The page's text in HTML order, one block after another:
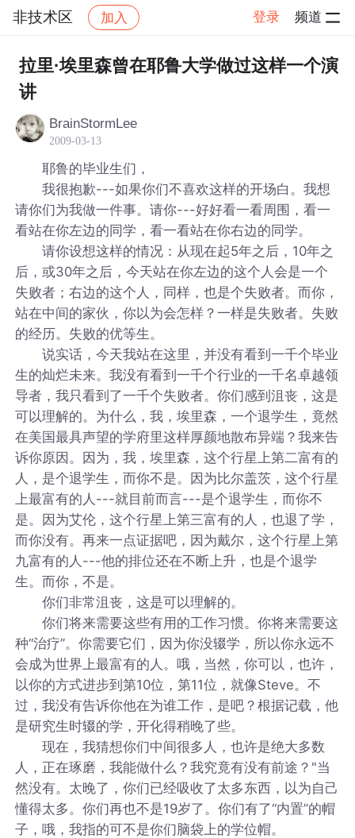
非技术区 加入 登录 频道
社区 非技术区 帖子详情
拉里·埃里森曾在耶鲁大学做过这样一个演
讲
BrainStormLee
2009-03-13
耶鲁的毕业生们，
我很抱歉---如果你们不喜欢这样的开场白。我想
请你们为我做一件事。请你---好好看一看周围，看一
看站在你左边的同学，看一看站在你右边的同学。
请你设想这样的情况：从现在起5年之后，10年之
后，或30年之后，今天站在你左边的这个人会是一个
失败者；右边的这个人，同样，也是个失败者。而你，
站在中间的家伙，你以为会怎样？一样是失败者。失败
的经历。失败的优等生。
说实话，今天我站在这里，并没有看到一千个毕业
生的灿烂未来。我没有看到一千个行业的一千名卓越领
导者，我只看到了一千个失败者。你们感到沮丧，这是
可以理解的。为什么，我，埃里森，一个退学生，竟然
在美国最具声望的学府里这样厚颜地散布异端？我来告
诉你原因。因为，我，埃里森，这个行星上第二富有的
人，是个退学生，而你不是。因为比尔盖茨，这个行星
上最富有的人---就目前而言---是个退学生，而你不
是。因为艾伦，这个行星上第三富有的人，也退了学，
而你没有。再来一点证据吧，因为戴尔，这个行星上第
九富有的人---他的排位还在不断上升，也是个退学
生。而你，不是。
你们非常沮丧，这是可以理解的。
你们将来需要这些有用的工作习惯。你将来需要这
种“治疗”。你需要它们，因为你没辍学，所以你永远不
会成为世界上最富有的人。哦，当然，你可以，也许，
以你的方式进步到第10位，第11位，就像Steve。不
过，我没有告诉你他在为谁工作，是吧？根据记载，他
是研究生时辍的学，开化得稍晚了些。
现在，我猜想你们中间很多人，也许是绝大多数
人，正在琢磨，我能做什么？我究竟有没有前途？"当
然没有。太晚了，你们已经吸收了太多东西，以为自己
懂得太多。你们再也不是19岁了。你们有了“内置”的帽
子，哦，我指的可不是你们脑袋上的学位帽。